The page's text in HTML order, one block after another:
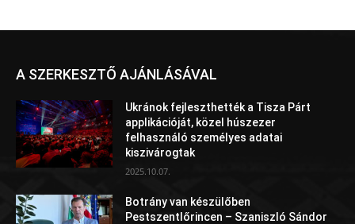
A SZERKESZTŐ AJÁNLÁSÁVAL
Ukránok fejleszthették a Tisza Párt
applikációját, közel húszezer
felhasználó személyes adatai
kiszivárogtak
2025.10.07.
Botrány van készülőben
Pestszentlőrincen – Szaniszló Sándor